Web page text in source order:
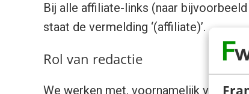
Bij alle affiliate-links (naar
staat de vermelding ‘(affiliate)’.
Rol van redactie
We werken met, voornamelijk vaste,